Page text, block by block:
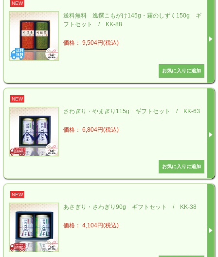
NEW
送料無料 逸撰こもがけ145g・霧のしずく150g ギ
フトセット / KK-88
価格： 9,504円(税込)
NEW
さわぎり・やまぎり115g ギフトセット / KK-63
価格： 6,804円(税込)
NEW
あさぎり・さわぎり90g ギフトセット / KK-38
価格： 4,104円(税込)